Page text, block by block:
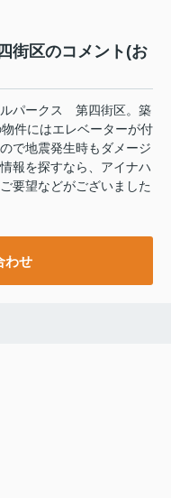
街区のコメント(お
ルパークス 第四街区。築
件にはエレベーターが付
で地震発生時もダメージ
報を探すなら、アイナハ
要望などがございました
わせ